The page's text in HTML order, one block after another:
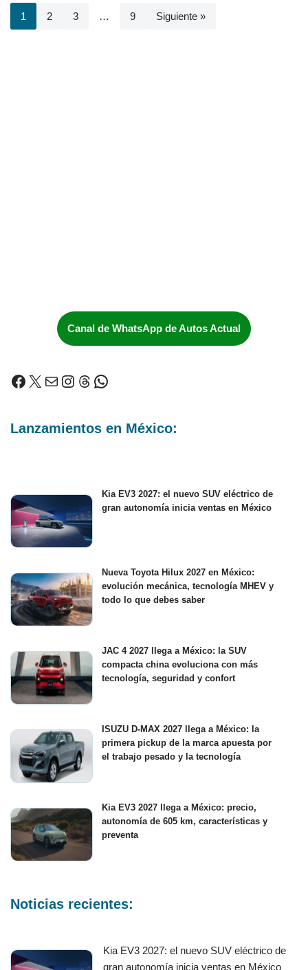
1 2 3 … 9 Siguiente »
Canal de WhatsApp de Autos Actual
Lanzamientos en México:
Kia EV3 2027: el nuevo SUV eléctrico de
gran autonomía inicia ventas en México
Nueva Toyota Hilux 2027 en México:
evolución mecánica, tecnología MHEV y
todo lo que debes saber
JAC 4 2027 llega a México: la SUV
compacta china evoluciona con más
tecnología, seguridad y confort
ISUZU D-MAX 2027 llega a México: la
primera pickup de la marca apuesta por
el trabajo pesado y la tecnología
Kia EV3 2027 llega a México: precio,
autonomía de 605 km, características y
preventa
Noticias recientes:
Kia EV3 2027: el nuevo SUV eléctrico de
gran autonomía inicia ventas en México